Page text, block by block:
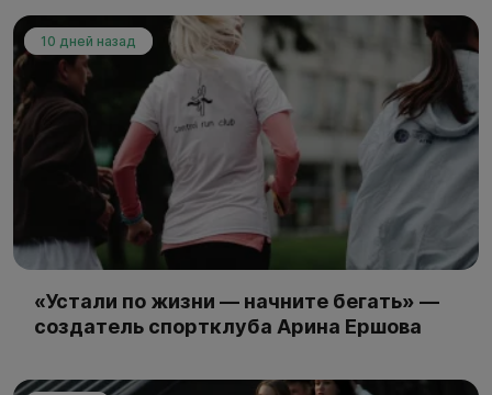
10 дней назад
«Устали по жизни — начните бегать» —
создатель спортклуба Арина Ершова